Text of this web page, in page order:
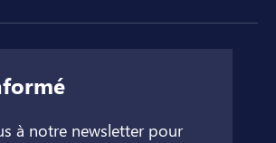
à notre newsletter pour